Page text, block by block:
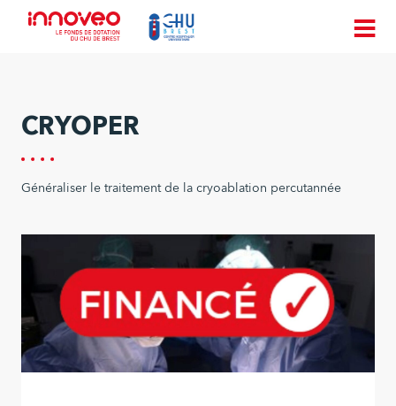
CRYOPER
Généraliser le traitement de la cryoablation percutannée